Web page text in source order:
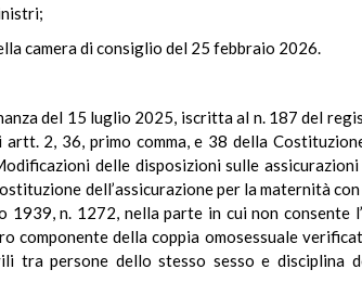
camera di consiglio del 25 febbraio 2026.
del 15 luglio 2025, iscritta al n. 187 del
2, 36, primo comma, e 38 della
delle disposizioni sulle
dell’assicurazione per la maternità
1939, n. 1272, nella parte in cui non
componente della coppia omosessuale
tra persone dello stesso sesso e disciplina